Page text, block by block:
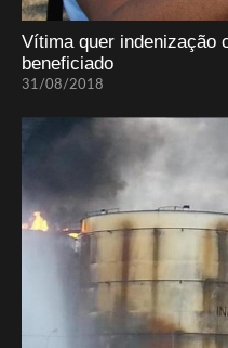
Vítima quer indenização
beneficiado
31/08/2018